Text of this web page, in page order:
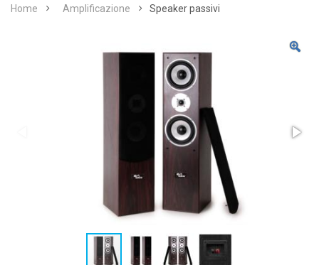
Home Amplificazione Speaker passivi